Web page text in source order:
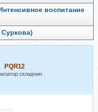
воспитание
PQR12
складчин